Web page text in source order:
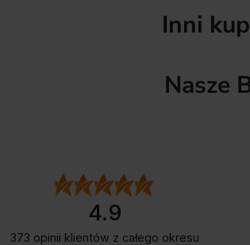
Inni
Nasze
4.9
373 opinii klientów z całego okresu